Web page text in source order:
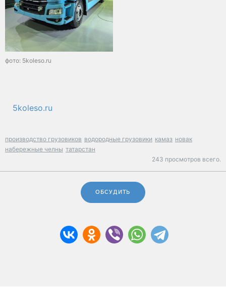
фото: 5koleso.ru
5koleso.ru
производство грузовиков водородные грузовики камаз новак
набережные челны татарстан
243 просмотров всего.
ОБСУДИТЬ